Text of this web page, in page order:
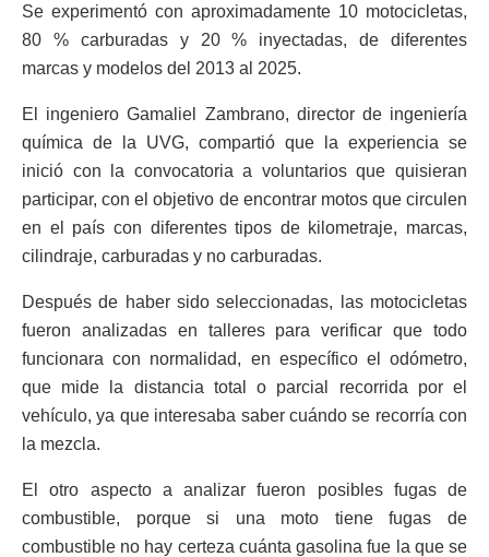
Se experimentó con aproximadamente 10 motocicletas,
80 % carburadas y 20 % inyectadas, de diferentes
marcas y modelos del 2013 al 2025.
El ingeniero Gamaliel Zambrano, director de ingeniería
química de la UVG, compartió que la experiencia se
inició con la convocatoria a voluntarios que quisieran
participar, con el objetivo de encontrar motos que circulen
en el país con diferentes tipos de kilometraje, marcas,
cilindraje, carburadas y no carburadas.
Después de haber sido seleccionadas, las motocicletas
fueron analizadas en talleres para verificar que todo
funcionara con normalidad, en específico el odómetro,
que mide la distancia total o parcial recorrida por el
vehículo, ya que interesaba saber cuándo se recorría con
la mezcla.
El otro aspecto a analizar fueron posibles fugas de
combustible, porque si una moto tiene fugas de
combustible no hay certeza cuánta gasolina fue la que se